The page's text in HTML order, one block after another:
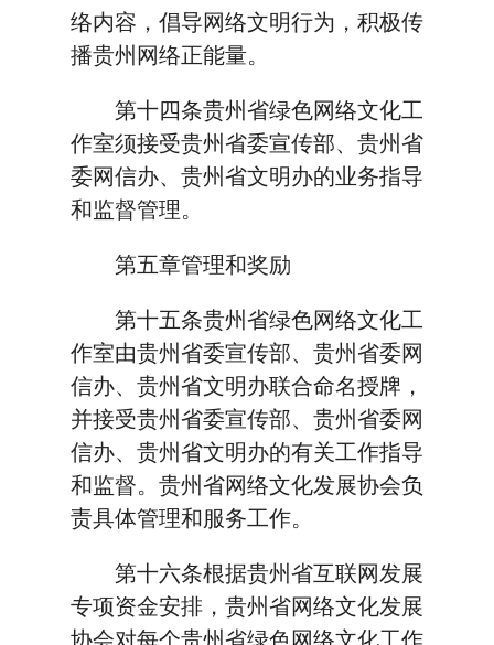
络内容，倡导网络文明行为，积极传
播贵州网络正能量。
第十四条贵州省绿色网络文化工
作室须接受贵州省委宣传部、贵州省
委网信办、贵州省文明办的业务指导
和监督管理。
第五章管理和奖励
第十五条贵州省绿色网络文化工
作室由贵州省委宣传部、贵州省委网
信办、贵州省文明办联合命名授牌，
并接受贵州省委宣传部、贵州省委网
信办、贵州省文明办的有关工作指导
和监督。贵州省网络文化发展协会负
责具体管理和服务工作。
第十六条根据贵州省互联网发展
专项资金安排，贵州省网络文化发展
协会对每个贵州省绿色网络文化工作